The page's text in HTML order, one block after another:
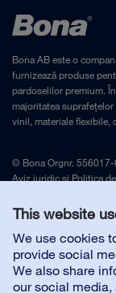
This website
We use cookies
provide social
We also share
our social
Bona AB este o
furnizează produse
pardoselilor premium.
majoritatea
vinil, materiale flexibile,
© Bona Orgnr. 556017-
Aviz juridicși Politica
Contactați-ne
Customer